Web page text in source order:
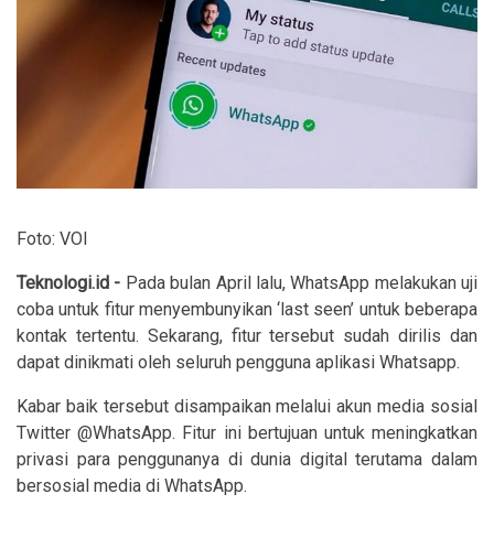
Foto: VOI
Teknologi.id - Pada bulan April lalu, WhatsApp melakukan uji
coba untuk fitur menyembunyikan ‘last seen’ untuk beberapa
kontak tertentu. Sekarang, fitur tersebut sudah dirilis dan
dapat dinikmati oleh seluruh pengguna aplikasi Whatsapp.
Kabar baik tersebut disampaikan melalui akun media sosial
Twitter @WhatsApp. Fitur ini bertujuan untuk meningkatkan
privasi para penggunanya di dunia digital terutama dalam
bersosial media di WhatsApp.